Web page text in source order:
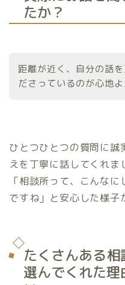
たか？
距離が近く、自分の話
ださっているのが心地よ
ひとつひとつの質問に誠
えを丁寧に話してくれま
「相談所って、こんな
ですね」と安心した様子
たくさんある
選んでくれた